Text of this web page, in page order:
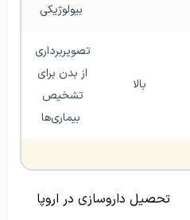
بیولوژیکی
بالا
بیماری‌ها
تحصیل داروسازی در اروپا